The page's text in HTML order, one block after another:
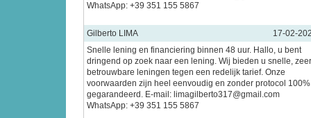
WhatsApp: +39 351 155 5867
Gilberto LIMA
17-02-
Snelle lening en financiering binnen 48 uur. Hallo, u bent
dringend op zoek naar een lening. Wij bieden u snelle, zeer
betrouwbare leningen tegen een redelijk tarief. Onze
voorwaarden zijn heel eenvoudig en zonder protocol 100%
gegarandeerd. E-mail: limagilberto317@gmail.com
WhatsApp: +39 351 155 5867